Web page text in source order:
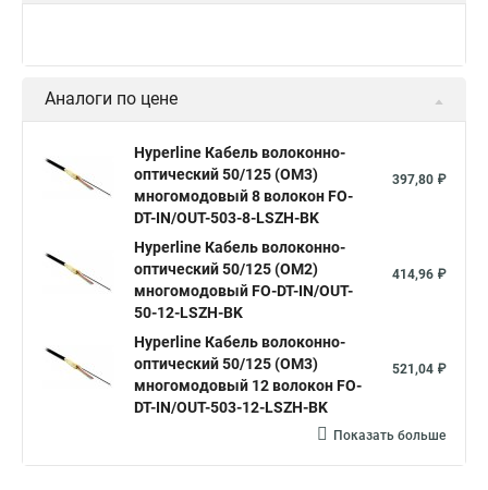
Аналоги по цене
Hyperline Кабель волоконно-
оптический 50/125 (OM3)
многомодовый 8 волокон FO-
DT-IN/OUT-503-8-LSZH-BK
397,80 ₽
Hyperline Кабель волоконно-
оптический 50/125 (OM2)
многомодовый FO-DT-IN/OUT-
50-12-LSZH-BK
414,96 ₽
Hyperline Кабель волоконно-
оптический 50/125 (OM3)
многомодовый 12 волокон FO-
DT-IN/OUT-503-12-LSZH-BK
521,04 ₽
Показать больше